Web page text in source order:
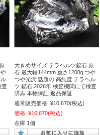
査
大きめサイズ テラヘルツ鉱石 原
石 最大幅144mm 重さ1208g つや
つや光沢 話題の 高純度 テラヘル
ツ 鉱石 2026年 検査機関にて検査
済み 本物保証 返品保証
通常販売価格: ¥10,670(税込)
価格: ¥10,670(税込)
在庫 1個